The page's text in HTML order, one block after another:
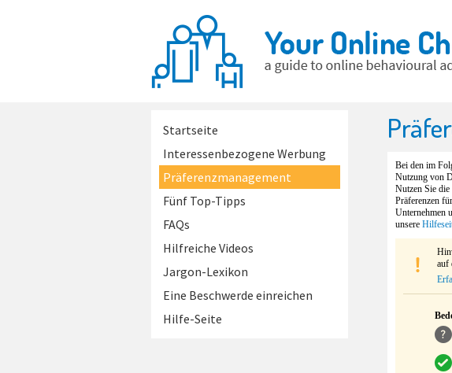
Startseite
Interessenbezogene Werbung
Präferenzmanagement
Fünf Top-Tipps
FAQs
Hilfreiche Videos
Jargon-Lexikon
Eine Beschwerde einreichen
Hilfe-Seite
Bei den im
Nutzung von
Nutzen Sie
Präferenzen
Unternehmen
unsere
auf